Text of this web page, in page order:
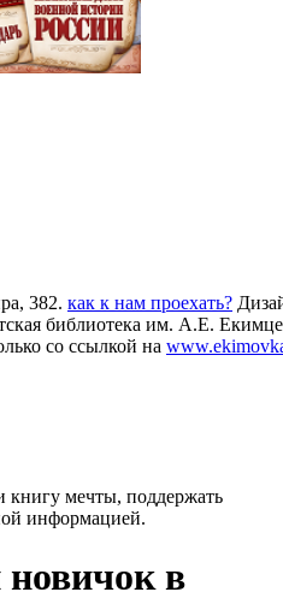
382. как к нам проехать?
библиотека им. А.Е.
со ссылкой на
книгу мечты, поддержать
информацией.
в